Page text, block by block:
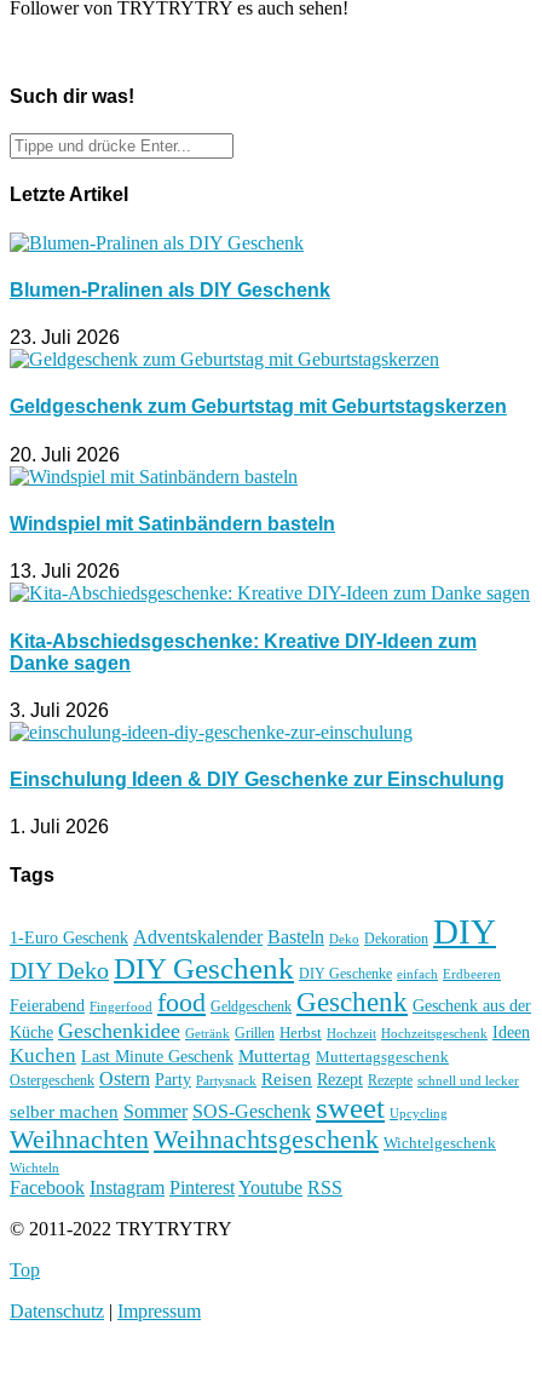
Follower von TRYTRYTRY es auch sehen!
Such dir was!
Letzte Artikel
Blumen-Pralinen als DIY Geschenk
23. Juli 2026
Geldgeschenk zum Geburtstag mit Geburtstagskerzen
20. Juli 2026
Windspiel mit Satinbändern basteln
13. Juli 2026
Kita-Abschiedsgeschenke: Kreative DIY-Ideen zum
Danke sagen
3. Juli 2026
Einschulung Ideen & DIY Geschenke zur Einschulung
1. Juli 2026
Tags
1-Euro Geschenk Adventskalender Basteln Deko Dekoration DIY
DIY DekoDIY Geschenk DIY Geschenke einfach Erdbeeren
Feierabend Fingerfood food Geldgeschenk Geschenk Geschenk aus der
Küche Geschenkidee Getränk Grillen Herbst Hochzeit Hochzeitsgeschenk Ideen
Kuchen Last Minute Geschenk Muttertag Muttertagsgeschenk
Ostergeschenk Ostern Party Partysnack Reisen Rezept Rezepte schnell und lecker
selber machen Sommer SOS-Geschenk sweet Upcycling
WeihnachtenWeihnachtsgeschenk Wichtelgeschenk
Wichteln
Facebook Instagram PinterestYoutube RSS
© 2011-2022 TRYTRYTRY
Top
Datenschutz | Impressum